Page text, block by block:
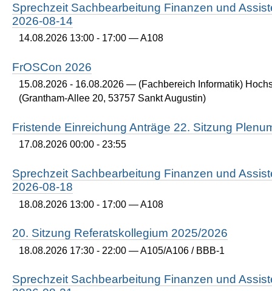
Sprechzeit Sachbearbeitung Finanzen und
2026-08-14
14.08.2026 13:00 - 17:00 — A108
FrOSCon 2026
15.08.2026 - 16.08.2026 — (Fachbereich Informatik)
(Grantham-Allee 20, 53757 Sankt Augustin)
Fristende Einreichung Anträge 22. Sitzung
17.08.2026 00:00 - 23:55
Sprechzeit Sachbearbeitung Finanzen und
2026-08-18
18.08.2026 13:00 - 17:00 — A108
20. Sitzung Referatskollegium 2025/2026
18.08.2026 17:30 - 22:00 — A105/A106 / BBB-1
Sprechzeit Sachbearbeitung Finanzen und